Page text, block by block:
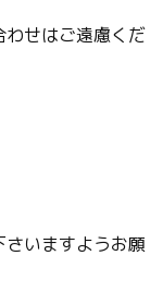
せはご遠慮くだ
いますようお願